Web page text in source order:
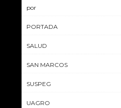
por
PORTADA
SALUD
SAN MARCOS
SUSPEG
UAGRO